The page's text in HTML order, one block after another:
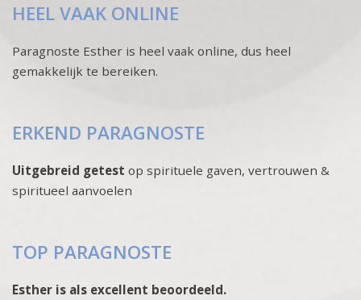
HEEL VAAK ONLINE
Paragnoste Esther is heel vaak online, dus heel
gemakkelijk te bereiken.
ERKEND PARAGNOSTE
Uitgebreid getest op spirituele gaven, vertrouwen &
spiritueel aanvoelen
TOP PARAGNOSTE
Esther is als excellent beoordeeld.